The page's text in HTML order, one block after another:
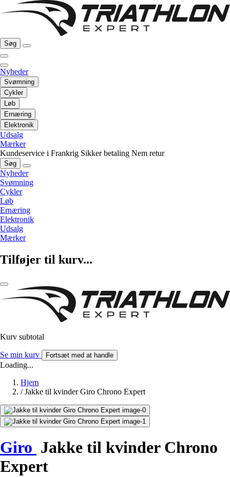
Søg
Nyheder
Svømning
Cykler
Løb
Ernæring
Elektronik
Udsalg
Mærker
Kundeservice i Frankrig Sikker betaling Nem retur
Søg
Nyheder
Svømning
Cykler
Løb
Ernæring
Elektronik
Udsalg
Mærker
Tilføjer til kurv...
Kurv subtotal
Se min kurv Fortsæt med at handle
Loading...
Hjem
/ Jakke til kvinder Giro Chrono Expert
Giro Jakke til kvinder Chrono
Expert